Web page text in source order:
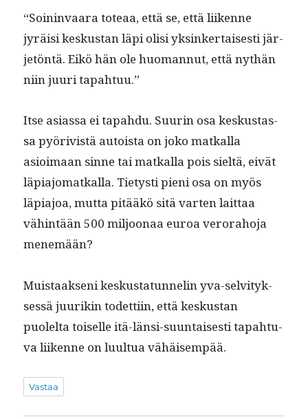
“Soin­in­vaara toteaa, että se, että liikenne
jyräisi keskus­tan läpi olisi yksinker­tais­es­ti jär­
jetön­tä. Eikö hän ole huo­man­nut, että nythän
niin juuri tapahtuu.”
Itse asi­as­sa ei tapah­du. Suurin osa keskus­tas­
sa pyöriv­istä autoista on joko matkalla
asioimaan sinne tai matkalla pois sieltä, eivät
läpi­a­jo­matkalla. Tietysti pieni osa on myös
läpi­a­joa, mut­ta pitääkö sitä varten lait­taa
vähin­tään 500 miljoon­aa euroa verora­ho­ja
menemään?
Muis­taak­seni keskus­tatun­nelin yva-selvi­tyk­
sessä juurikin todet­ti­in, että keskus­tan
puolelta toiselle itä-län­si-suun­tais­es­ti tapah­tu­
va liikenne on luul­tua vähäisempää.
Vastaa